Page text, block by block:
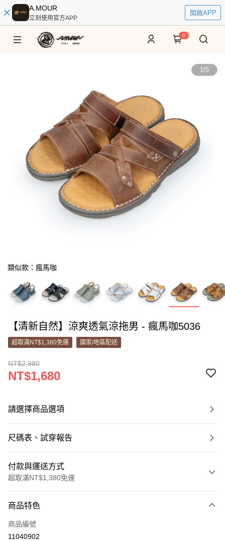
A.MOUR
立刻使用官方APP
開啟APP
0
1/5
類似款：瘋馬咖
【清新自然】涼爽透氣涼拖男 - 瘋馬咖5036
超取滿NT$1,380免運 國家/地區配送
NT$2,980
NT$1,680
請選擇商品選項
尺碼表、試穿報告
付款與運送方式
超取滿NT$1,380免運
信用卡一次付款
信用卡分期付款
商品特色
商品編號
11040902